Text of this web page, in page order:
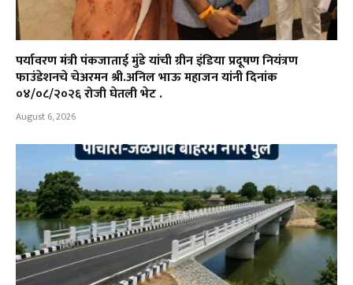
पर्यावरण मंत्री पंकजाताई मुंडे यांची ग्रीन इंडिया प्रदूषण नियंत्रण
फाउंडेशनचे चेअरमन श्री.अनिल भाऊ महाजन यांनी दिनांक
०४/०८/२०२६ रोजी घेतली भेट .
August 6, 2026